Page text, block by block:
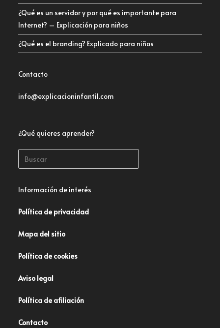
¿Qué es un servidor y por qué es importante para
Internet? – Explicación para niños
¿Qué es el branding? Explicado para niños
Contacto
info@explicacioninfantil.com
¿Qué quieres aprender?
Información de interés
Política de privacidad
Mapa del sitio
Política de cookies
Aviso legal
Política de afiliación
Contacto